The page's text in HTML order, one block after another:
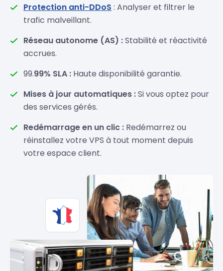
Protection anti-DDoS : Analyser et filtrer le
trafic malveillant.
Réseau autonome (AS) :Stabilité et réactivité
accrues.
99.99% SLA : Haute disponibilité garantie.
Mises à jour automatiques :Si vous optez pour
des services gérés.
Redémarrage en un clic : Redémarrez ou
réinstallez votre VPS à tout moment depuis
votre espace client.